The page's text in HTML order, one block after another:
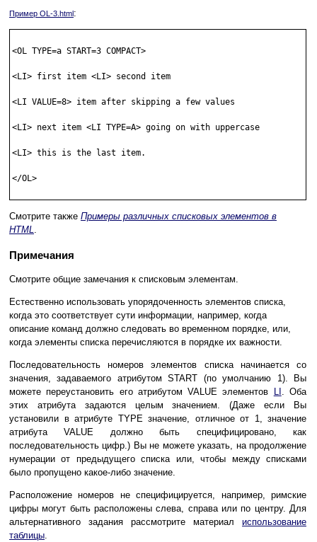
Пример OL-3.html:
<OL TYPE=a START=3 COMPACT>
<LI> first item <LI> second item
<LI VALUE=8> item after skipping a few values
<LI> next item <LI TYPE=A> going on with uppercase
<LI> this is the last item.
</OL>
Смотрите также Примеры различных списковых элементов в
HTML.
Примечания
Смотрите общие замечания к списковым элементам.
Естественно использовать упорядоченность элементов списка,
когда это соответствует сути информации, например, когда
описание команд должно следовать во временном порядке, или,
когда элементы списка перечисляются в порядке их важности.
Последовательность номеров элементов списка начинается со
значения, задаваемого атрибутом START (по умолчанию 1). Вы
можете переустановить его атрибутом VALUE элементов
LI . Оба
этих атрибута задаются целым значением. (Даже если Вы
установили в атрибуте TYPE значение, отличное от 1, значение
атрибута VALUE должно быть специфицировано, как
последовательность цифр.) Вы не можете указать, на продолжение
нумерации от предыдущего списка или, чтобы между списками
было пропущено какое-либо значение.
Расположение номеров не специфицируется, например, римские
цифры могут быть расположены слева, справа или по центру. Для
альтернативного задания рассмотрите материал использование
таблицы.